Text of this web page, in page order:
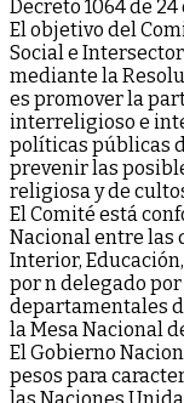
Decreto 1064 de
El objetivo del
Social e
mediante la
es promover la
interreligioso e
políticas públicas
prevenir las
religiosa y de
El Comité está
Nacional entre las
Interior,
por n delegado
departamentales
la Mesa Nacional
El Gobierno
pesos para